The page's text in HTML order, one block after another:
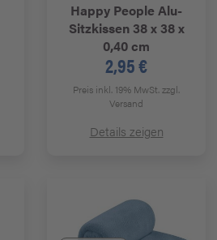
Happy People Alu-
Sitzkissen 38 x 38 x
0,40 cm
2,95 €
Preis inkl. 19% MwSt.zzgl.
Versand
Details zeigen